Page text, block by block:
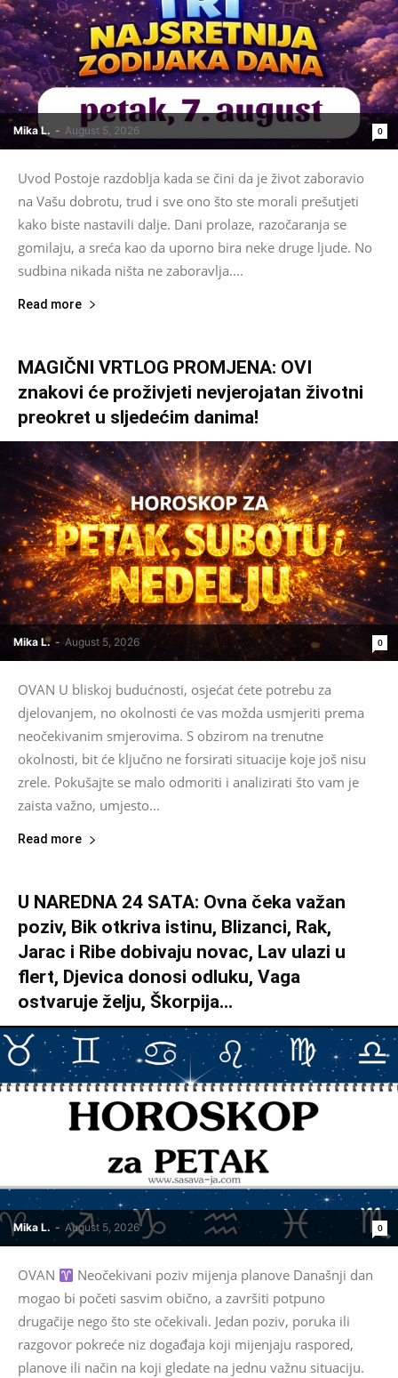
Mika L. - August 5, 2026 0
Uvod Postoje razdoblja kada se čini da je život zaboravio
na Vašu dobrotu, trud i sve ono što ste morali prešutjeti
kako biste nastavili dalje. Dani prolaze, razočaranja se
gomilaju, a sreća kao da uporno bira neke druge ljude. No
sudbina nikada ništa ne zaboravlja....
Read more
MAGIČNI VRTLOG PROMJENA: OVI
znakovi će proživjeti nevjerojatan životni
preokret u sljedećim danima!
Mika L. - August 5, 2026 0
OVAN U bliskoj budućnosti, osjećat ćete potrebu za
djelovanjem, no okolnosti će vas možda usmjeriti prema
neočekivanim smjerovima. S obzirom na trenutne
okolnosti, bit će ključno ne forsirati situacije koje još nisu
zrele. Pokušajte se malo odmoriti i analizirati što vam je
zaista važno, umjesto...
Read more
U NAREDNA 24 SATA: Ovna čeka važan
poziv, Bik otkriva istinu, Blizanci, Rak,
Jarac i Ribe dobivaju novac, Lav ulazi u
flert, Djevica donosi odluku, Vaga
ostvaruje želju, Škorpija...
Mika L. - August 5, 2026 0
OVAN
Neočekivani poziv mijenja planove Današnji dan
mogao bi početi sasvim obično, a završiti potpuno
drugačije nego što ste očekivali. Jedan poziv, poruka ili
razgovor pokreće niz događaja koji mijenjaju raspored,
planove ili način na koji gledate na jednu važnu situaciju.